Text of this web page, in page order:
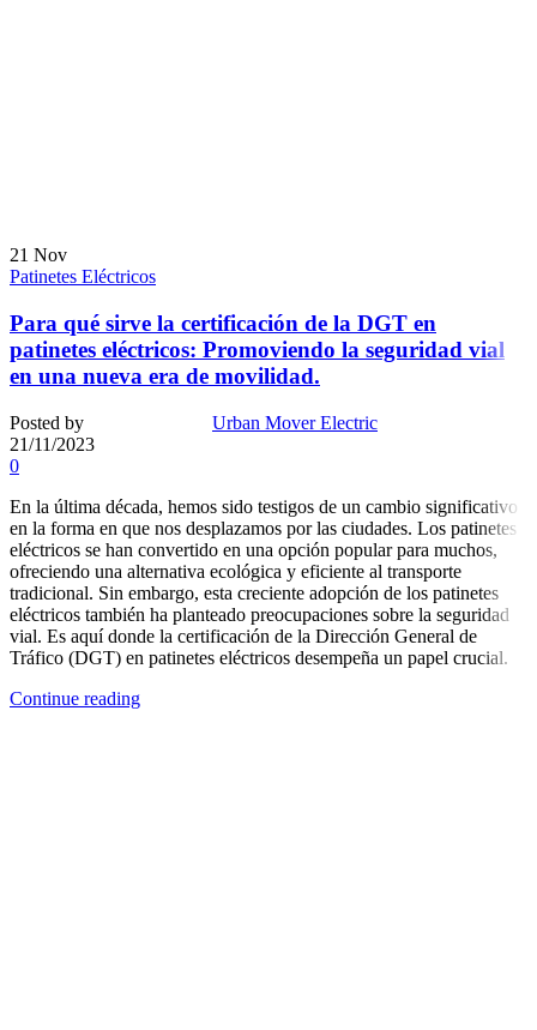
21 Nov
Patinetes Eléctricos
Para qué sirve la certificación de la DGT en
patinetes eléctricos: Promoviendo la seguridad vial
en una nueva era de movilidad.
Posted by
Urban Mover Electric
21/11/2023
0
En la última década, hemos sido testigos de un cambio significativo
en la forma en que nos desplazamos por las ciudades. Los patinetes
eléctricos se han convertido en una opción popular para muchos,
ofreciendo una alternativa ecológica y eficiente al transporte
tradicional. Sin embargo, esta creciente adopción de los patinetes
eléctricos también ha planteado preocupaciones sobre la seguridad
vial. Es aquí donde la certificación de la Dirección General de
Tráfico (DGT) en patinetes eléctricos desempeña un papel crucial.
Continue reading